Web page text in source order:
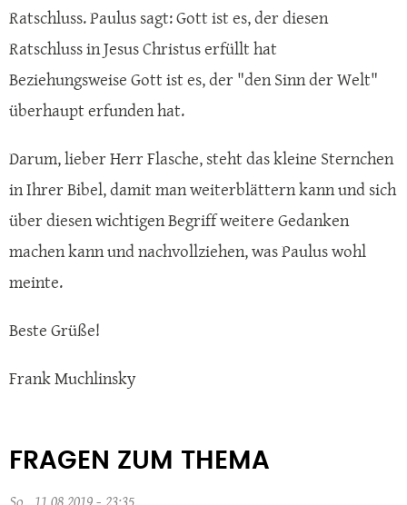
Ratschluss. Paulus sagt: Gott ist es, der diesen
Ratschluss in Jesus Christus erfüllt hat
Beziehungsweise Gott ist es, der "den Sinn der Welt"
überhaupt erfunden hat.
Darum, lieber Herr Flasche, steht das kleine Sternchen
in Ihrer Bibel, damit man weiterblättern kann und sich
über diesen wichtigen Begriff weitere Gedanken
machen kann und nachvollziehen, was Paulus wohl
meinte.
Beste Grüße!
Frank Muchlinsky
FRAGEN ZUM THEMA